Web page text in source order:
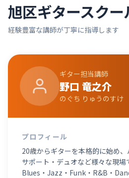
旭区ギタースクー
経験豊富な講師が丁寧に指導します
ギター担当講師
野口 竜之介
のぐち りゅうのすけ
プロフィール
20歳からギターを本格的に始め
サポート・デュオなど様々な現場
Blues・Jazz・Funk・R&B・